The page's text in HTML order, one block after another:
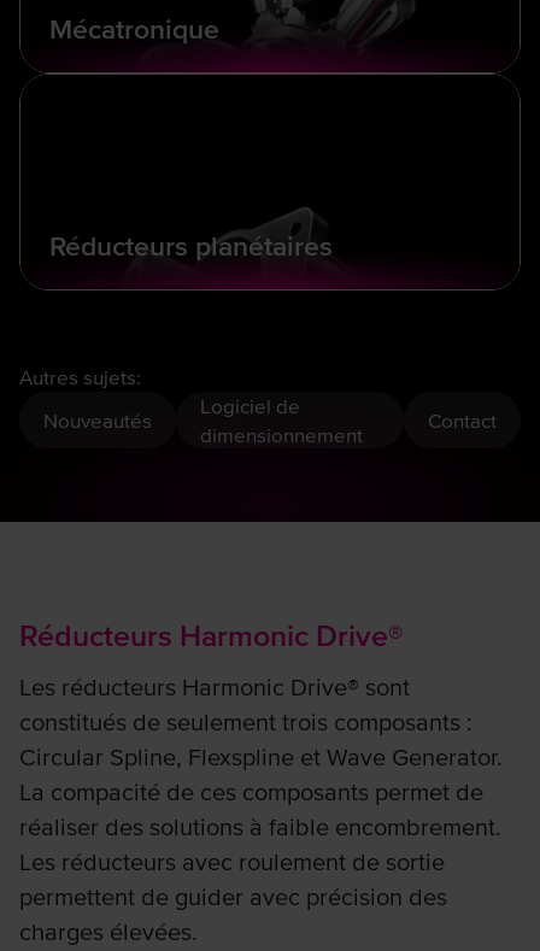
Mécatronique
Réducteurs planétaires
Autres sujets:
Nouveautés
Logiciel de
dimensionnement
Contact
Réducteurs Harmonic Drive®
Les réducteurs Harmonic Drive® sont
constitués de seulement trois composants :
Circular Spline, Flexspline et Wave Generator.
La compacité de ces composants permet de
réaliser des solutions à faible encombrement.
Les réducteurs avec roulement de sortie
permettent de guider avec précision des
charges élevées.